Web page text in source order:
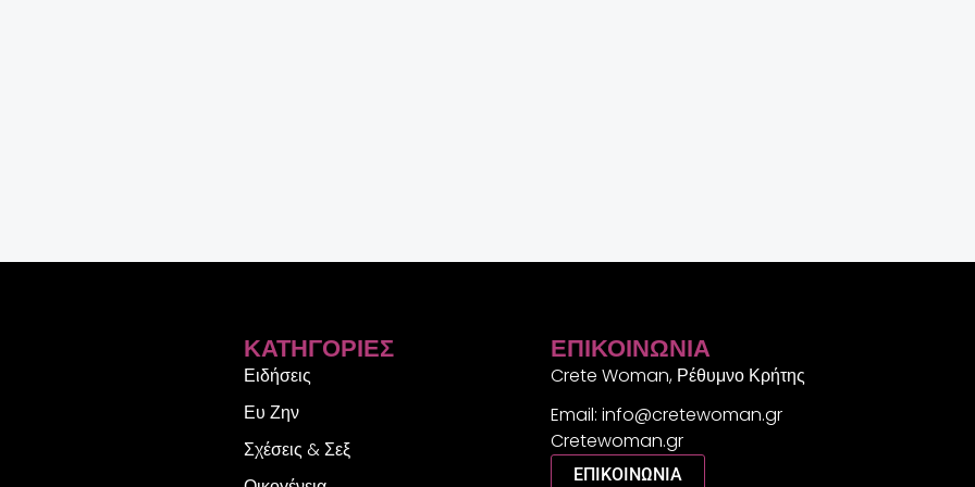
ΚΑΤΗΓΟΡΊΕΣ
Ειδήσεις
Ευ Ζην
Σχέσεις & Σεξ
ΕΠΙΚΟΙΝΩΝΊΑ
Crete Woman, Ρέθυμνο Κρήτης
Email: info@cretewoman.gr
Cretewoman.gr
ΕΠΙΚΟΙΝΩΝΙΑ